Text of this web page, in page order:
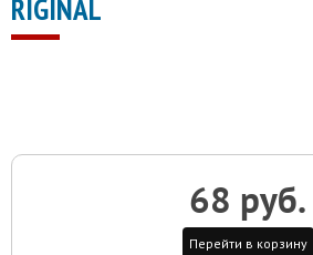
RIGINAL
68 руб.
Перейти в корзину